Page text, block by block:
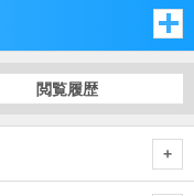
閲覧履歴